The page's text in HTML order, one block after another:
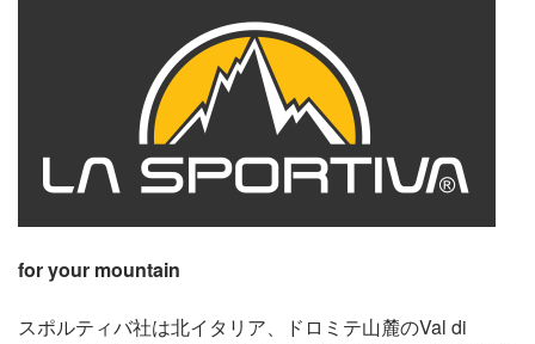
for your mountain
スポルティバ社は北イタリア、ドロミテ山麓のVal di